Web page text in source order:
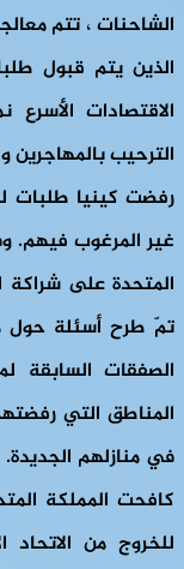
الشاحنات ، تتم
الذين يتم قبول
الاقتصادات
الترحيب
رفضت كينيا طلبات
غير المرغوب فيهم.
المتحدة على شراكة
تمّ طرح أسئلة حول
الصفقات السابقة
المناطق التي
في منازلهم
كافحت المملكة
للخروج من